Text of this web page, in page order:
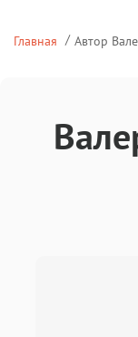
Главная Автор